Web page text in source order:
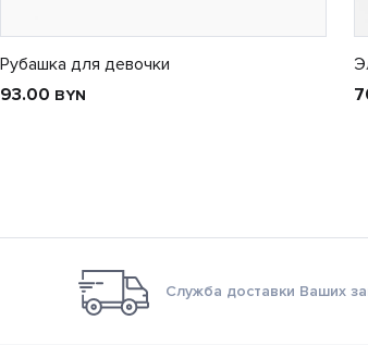
Рубашка для девочки
93.00 BYN
Служба доставки Ваших